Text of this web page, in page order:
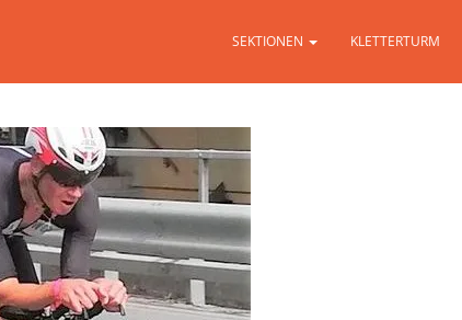
SEKTIONEN KLETTERTURM